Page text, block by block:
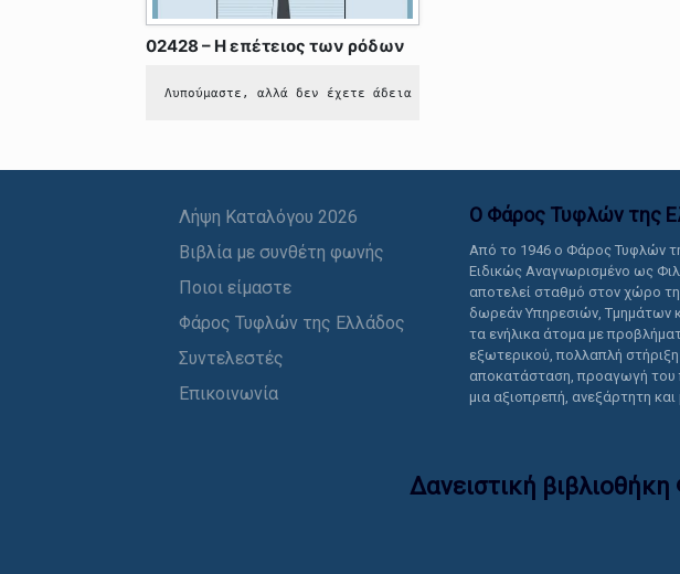
02428 – Η επέτειος των ρόδων
Λυπούμαστε, αλλά δεν έχετε άδεια να δείτε αυτό το περιεχόμενο.
Λήψη Καταλόγου 2026
Βιβλία με συνθέτη φωνής
Ποιοι είμαστε
Φάρος Τυφλών της Ελλάδος
Συντελεστές
Επικοινωνία
Ο Φάρος Τυφλών της
Από το 1946 ο Φάρος Τυφλών
Ειδικώς Αναγνωρισμένο ως
αποτελεί σταθμό στον χώρο
δωρεάν Υπηρεσιών, Τμημάτων
τα ενήλικα άτομα με
εξωτερικού, πολλαπλή στήριξη
αποκατάσταση, προαγωγή του
μια αξιοπρεπή, ανεξάρτητη και
Δανειστική